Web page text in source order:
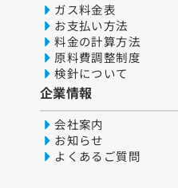
ガス料金表
お支払い方法
料金の計算方法
原料費調整制度
検針について
企業情報
会社案内
お知らせ
よくあるご質問